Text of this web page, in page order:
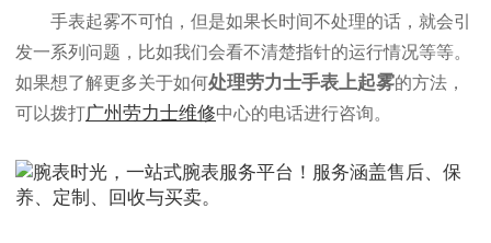
手表起雾不可怕，但是如果长时间不处理的话，就会引
发一系列问题，比如我们会看不清楚指针的运行情况等等。
如果想了解更多关于如何处理劳力士手表上起雾的方法，
可以拨打广州劳力士维修中心的电话进行咨询。